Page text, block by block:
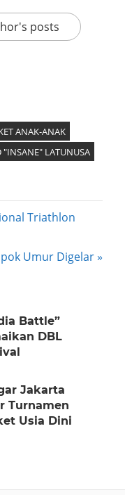
posts
ANAK-ANAK
"INSANE" LATUNUSA
Triathlon
Umur Digelar
Battle”
DBL
Jakarta
Turnamen
Usia Dini